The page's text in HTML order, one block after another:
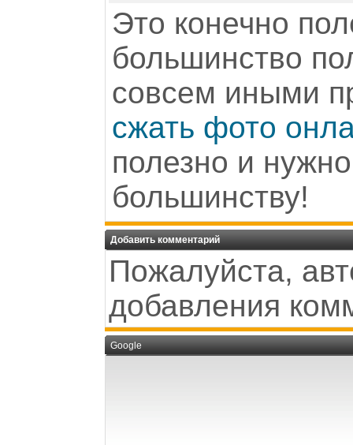
Это конечно
большинство
совсем иными
сжать фото
полезно и
большинству!
Добавить комментарий
Пожалуйста,
добавления
Google